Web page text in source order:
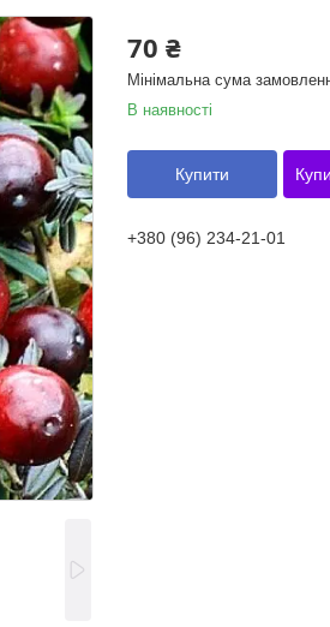
70 ₴
Мінімальна сума
В наявності
Купити
+380 (96) 234-21-01